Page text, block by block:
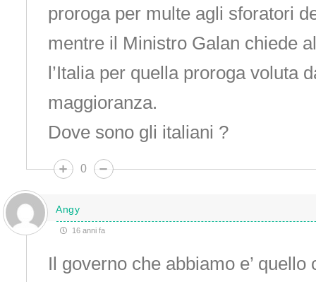
proroga per multe agli sforatori
mentre il Ministro Galan chiede
l’Italia per quella proroga voluta
maggioranza.
Dove sono gli italiani ?
0
Angy
16 anni fa
Il governo che abbiamo e’